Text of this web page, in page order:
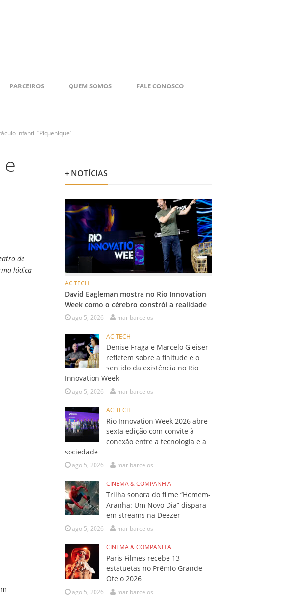
PARCEIROS QUEM SOMOS FALE CONOSCO
infantil “Piquenique”
de
lúdica
+ NOTÍCIAS
AC TECH
David Eagleman mostra no Rio Innovation
Week como o cérebro constrói a realidade
ago 5, 2026 maribarcelos
AC TECH
Denise Fraga e Marcelo Gleiser
refletem sobre a finitude e o
sentido da existência no Rio
Innovation Week
ago 5, 2026 maribarcelos
AC TECH
Rio Innovation Week 2026 abre
sexta edição com convite à
conexão entre a tecnologia e a
sociedade
ago 5, 2026 maribarcelos
CINEMA & COMPANHIA
Trilha sonora do filme “Homem-
Aranha: Um Novo Dia” dispara
em streams na Deezer
ago 5, 2026 maribarcelos
CINEMA & COMPANHIA
Paris Filmes recebe 13
estatuetas no Prêmio Grande
Otelo 2026
ago 5, 2026 maribarcelos